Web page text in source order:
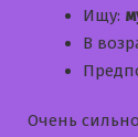
Ищу:
В
Очень